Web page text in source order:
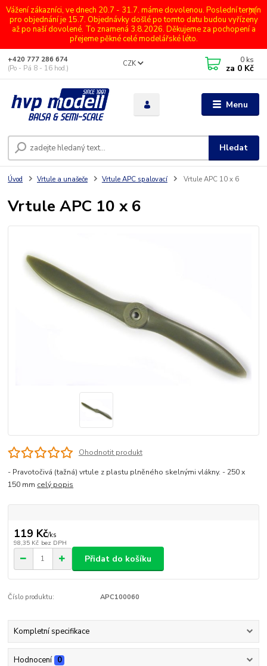
Vážení zákazníci, ve dnech 20.7 - 31.7. máme dovolenou. Poslední termín
pro objednání je 15.7. Objednávky došlé po tomto datu budou vyřízeny
až po naší dovolené. To znamená 3.8.2026. Děkujeme za pochopení a
přejeme pěkné celé modelářské léto.
Menu
CZK
Hledat
+420 777 286 674
(Po - Pá 8 - 16 hod.)
0 ks
za 0 Kč
Úvod Vrtule a unašeče Vrtule APC spalovací Vrtule APC 10 x 6
Vrtule APC 10 x 6
Ohodnotit produkt
- Pravotočivá (tažná) vrtule z plastu plněného skelnými vlákny. - 250 x
150 mm celý popis
119 Kč/ks
98,35 Kč bez DPH
Přidat do košíku
Číslo produktu: APC100060
Kompletní specifikace
Hodnocení 0